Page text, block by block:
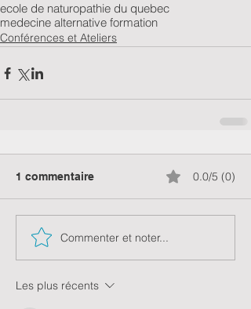
ecole de naturopathie du quebec
medecine alternative formation
Conférences et Ateliers
1 commentaire 0.0/5 (0)
Commenter et noter...
Les plus récents